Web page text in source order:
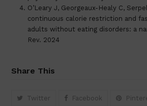
O’Leary J, Georgeaux-Healy C,
continuous calorie restriction and
adults without eating disorders: a
Rev. 2024
Share This
Twitter Facebook